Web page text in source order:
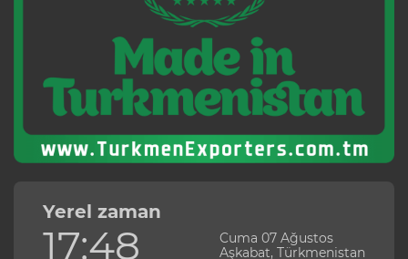
Yerel zaman
17:48
Cuma 07 Ağustos
Aşkabat, Türkmenistan